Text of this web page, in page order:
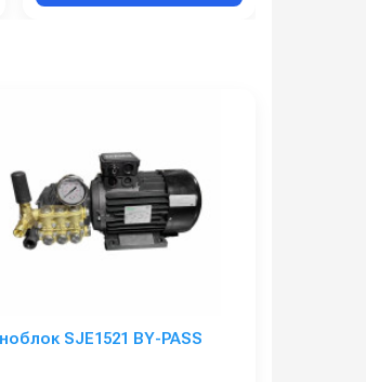
SJE1521 BY-PASS